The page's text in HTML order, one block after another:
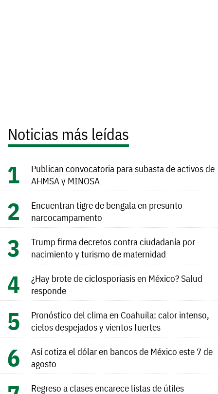
Noticias más leídas
Publican convocatoria para subasta de activos de
AHMSA y MINOSA
Encuentran tigre de bengala en presunto
narcocampamento
Trump firma decretos contra ciudadanía por
nacimiento y turismo de maternidad
¿Hay brote de ciclosporiasis en México? Salud
responde
Pronóstico del clima en Coahuila: calor intenso,
cielos despejados y vientos fuertes
Así cotiza el dólar en bancos de México este 7 de
agosto
Regreso a clases encarece listas de útiles